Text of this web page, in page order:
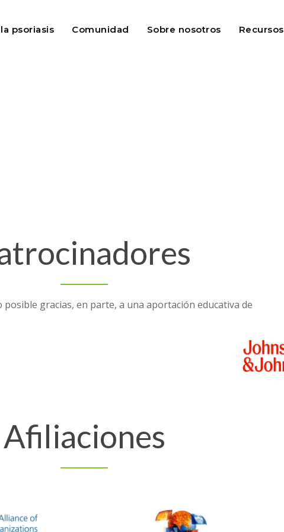
psoriasis Comunidad Sobre nosotros Recursos
posible gracias, en parte, a una aportación educativa de
Afiliaciones